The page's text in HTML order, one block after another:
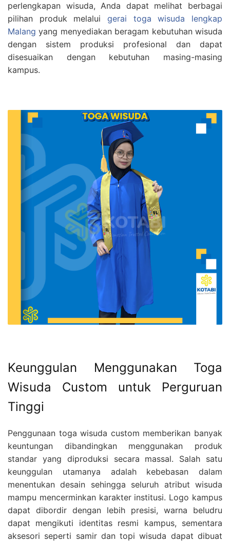
perlengkapan wisuda, Anda dapat melihat berbagai
pilihan produk melalui gerai toga wisuda lengkap
Malang yang menyediakan beragam kebutuhan wisuda
dengan sistem produksi profesional dan dapat
disesuaikan dengan kebutuhan masing-masing
kampus.
Keunggulan Menggunakan Toga
Wisuda Custom untuk Perguruan
Tinggi
Penggunaan toga wisuda custom memberikan banyak
keuntungan dibandingkan menggunakan produk
standar yang diproduksi secara massal. Salah satu
keunggulan utamanya adalah kebebasan dalam
menentukan desain sehingga seluruh atribut wisuda
mampu mencerminkan karakter institusi. Logo kampus
dapat dibordir dengan lebih presisi, warna beludru
dapat mengikuti identitas resmi kampus, sementara
aksesori seperti samir dan topi wisuda dapat dibuat